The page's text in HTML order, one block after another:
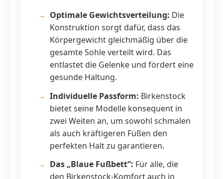
Optimale Gewichtsverteilung: Die
Konstruktion sorgt dafür, dass das
Körpergewicht gleichmäßig über die
gesamte Sohle verteilt wird. Das
entlastet die Gelenke und fördert eine
gesunde Haltung.
Individuelle Passform: Birkenstock
bietet seine Modelle konsequent in
zwei Weiten an, um sowohl schmalen
als auch kräftigeren Füßen den
perfekten Halt zu garantieren.
Das „Blaue Fußbett“: Für alle, die
den Birkenstock-Komfort auch in